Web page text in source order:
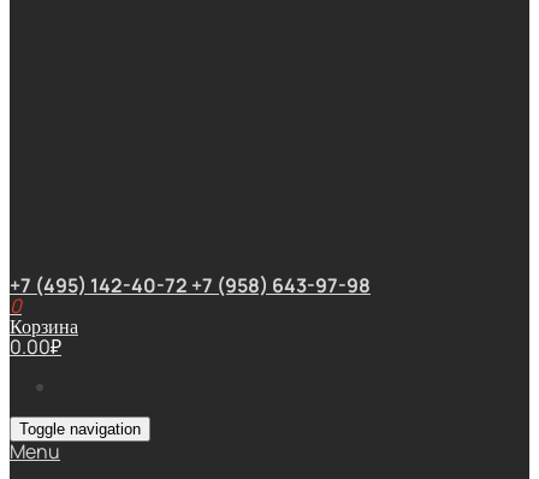
+7 (495) 142-40-72 +7 (958) 643-97-98
0
Корзина
0.00₽
Toggle navigation
Menu